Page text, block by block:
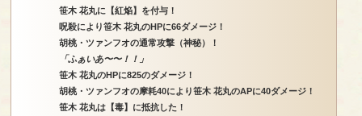
笹木 花丸に【紅焔】を付与！
呪殺により笹木 花丸のHPに66ダメージ！
胡桃・ツァンフオの通常攻撃（神秘）！
「ふぁいあ〜〜！！」
笹木 花丸のHPに825のダメージ！
胡桃・ツァンフオの摩耗40により笹木 花丸のAPに40ダメージ！
笹木 花丸は【毒】に抵抗した！